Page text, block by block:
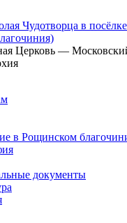
Чудотворца в
Церковь —
в Рощинском
документы